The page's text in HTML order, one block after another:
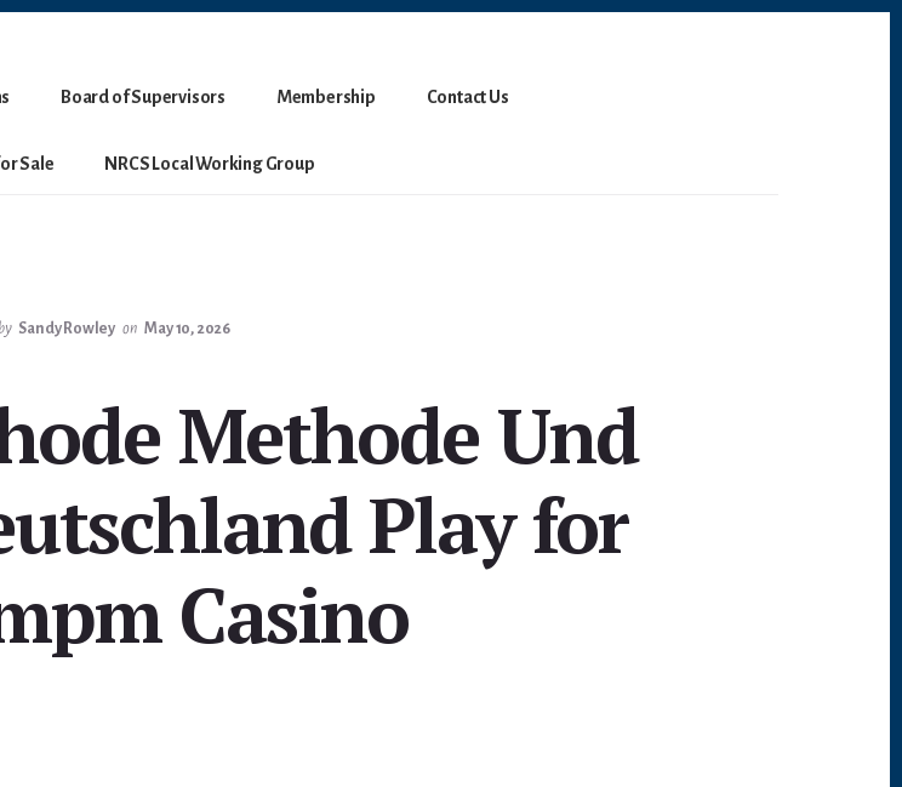
Board of Supervisors Membership Contact Us
Sale NRCS Local Working Group
by Sandy Rowley on May 10, 2026
Methode Und
Play for
Casino